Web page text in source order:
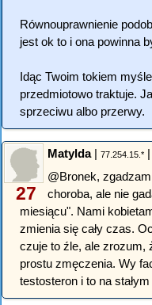
Równouprawnienie
jest ok to i ona powinna
Idąc Twoim tokiem
przedmiotowo traktuje.
sprzeciwu albo przerwy.
27
Matylda| 77.254.15.* |
@Bronek,
choroba, ale nie
miesiącu". Nami
zmienia się cały czas.
czuje to źle, ale zrozum,
prostu zmęczenia. Wy
testosteron i to na